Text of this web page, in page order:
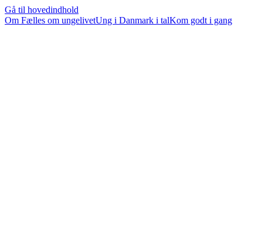
Gå til hovedindhold
Om Fælles om ungelivetUng i Danmark i talKom godt i gang